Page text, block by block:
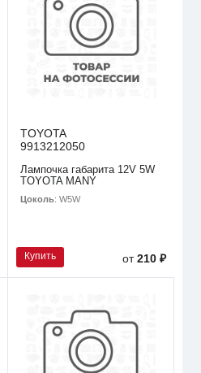
TOYOTA
9913212050
Лампочка габарита 12V 5W
TOYOTA MANY
Цоколь: W5W
Купить от210 ₽